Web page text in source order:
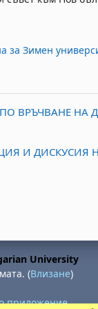
за Зимен
ВРЪЧВАНЕ НА
И ДИСКУСИЯ
University
(Влизане)
приложение